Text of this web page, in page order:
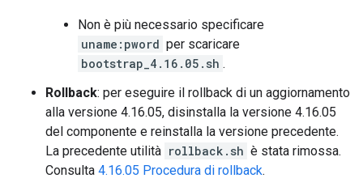
Non è più necessario specificare
uname:pword per scaricare
bootstrap_4.16.05.sh .
Rollback: per eseguire il rollback di un aggiornamento
alla versione 4.16.05, disinstalla la versione 4.16.05
del componente e reinstalla la versione precedente.
La precedente utilità rollback.sh è stata rimossa.
Consulta 4.16.05 Procedura di rollback.